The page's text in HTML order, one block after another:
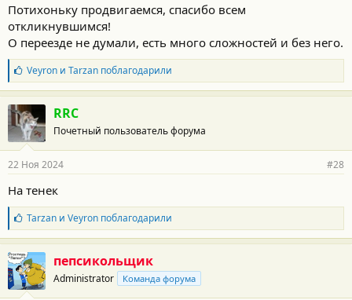
Потихоньку продвигаемся, спасибо всем
откликнувшимся!
О переезде не думали, есть много сложностей и без него.
Б
л
а
г
о
д
а
н
с
т
и
:
Veyronи Tarzanпоблагодарили
RRC
Почетный пользователь форума
22 Ноя 2024 #28
На тенек
Б
л
а
г
о
д
а
Tarzanи Veyronпоблагодарили
пепсикольщик
Administrator Команда форума